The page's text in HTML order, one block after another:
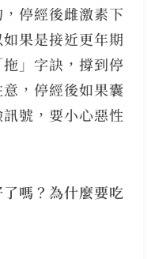
停經後雌激素下
果是接近更年期
」字訣，撐到停
，停經後如果囊
號，要小心惡性
嗎？為什麼要吃